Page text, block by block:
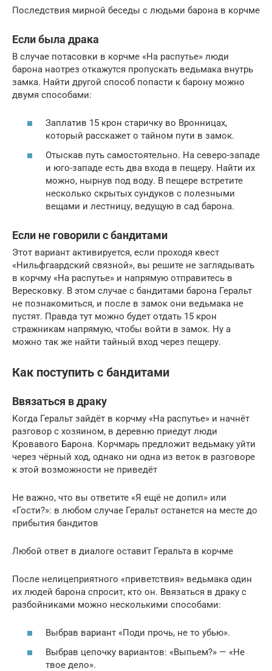
Последствия мирной беседы с людьми барона в корчме
Если была драка
В случае потасовки в корчме «На распутье» люди
барона наотрез откажутся пропускать ведьмака внутрь
замка. Найти другой способ попасти к барону можно
двумя способами:
Заплатив 15 крон старичку во Вронницах,
который расскажет о тайном пути в замок.
Отыскав путь самостоятельно. На северо-западе
и юго-западе есть два входа в пещеру. Найти их
можно, нырнув под воду. В пещере встретите
несколько скрытых сундуков с полезными
вещами и лестницу, ведущую в сад барона.
Если не говорили с бандитами
Этот вариант активируется, если проходя квест
«Нильфгаардский связной», вы решите не заглядывать
в корчму «На распутье» и напрямую отправитесь в
Вересковку. В этом случае с бандитами барона Геральт
не познакомиться, и после в замок они ведьмака не
пустят. Правда тут можно будет отдать 15 крон
стражникам напрямую, чтобы войти в замок. Ну а
можно так же найти тайный вход через пещеру.
Как поступить с бандитами
Ввязаться в драку
Когда Геральт зайдёт в корчму «На распутье» и начнёт
разговор с хозяином, в деревню приедут люди
Кровавого Барона. Корчмарь предложит ведьмаку уйти
через чёрный ход, однако ни одна из веток в разговоре
к этой возможности не приведёт
Не важно, что вы ответите «Я ещё не допил» или
«Гости?»: в любом случае Геральт останется на месте до
прибытия бандитов
Любой ответ в диалоге оставит Геральта в корчме
После нелицеприятного «приветствия» ведьмака один
их людей барона спросит, кто он. Ввязаться в драку с
разбойниками можно несколькими способами:
Выбрав вариант «Поди прочь, не то убью».
Выбрав цепочку вариантов: «Выпьем?» — «Не
твое дело».